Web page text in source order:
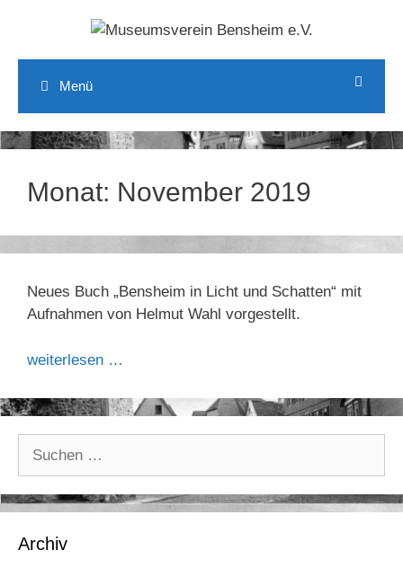
springen
Menü
Monat: November 2019
Neues Buch „Bensheim in Licht und Schatten“ mit
Aufnahmen von Helmut Wahl vorgestellt.
weiterlesen …
Archiv